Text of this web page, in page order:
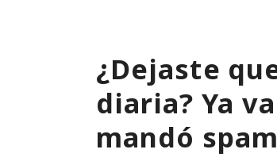
¿Dejaste
diaria? Ya
mandó